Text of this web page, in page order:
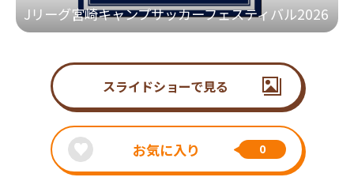
Jリーグ宮崎キャンプサッカーフェスティバル2026
スライドショーで見る
お気に入り 0